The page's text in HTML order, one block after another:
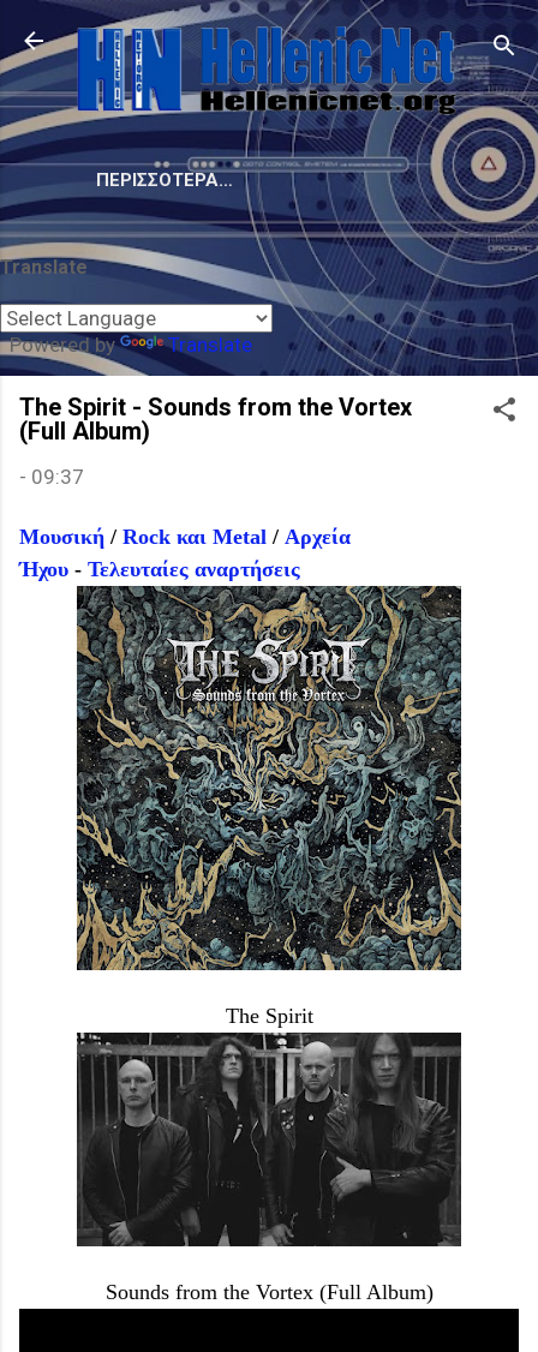
Μετάβαση στο κύριο περιεχόμενο
ΠΕΡΙΣΣΌΤΕΡΑ…
Translate
Powered by Translate
The Spirit - Sounds from the Vortex
(Full Album)
- 09:37
Μουσική / Rock και Metal / Αρχεία
Ήχου - Τελευταίες αναρτήσεις
The Spirit
Sounds from the Vortex (Full Album)